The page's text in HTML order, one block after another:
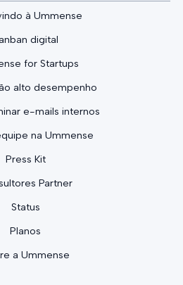
à Ummense
digital
for Startups
alto desempenho
e-mails internos
na Ummense
Press Kit
Partner
Status
Planos
a Ummense